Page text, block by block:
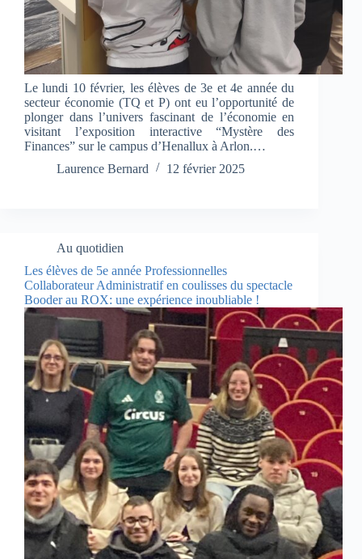
Le lundi 10 février, les élèves de 3e et 4e année du
secteur économie (TQ et P) ont eu l’opportunité de
plonger dans l’univers fascinant de l’économie en
visitant l’exposition interactive “Mystère des
Finances” sur le campus d’Henallux à Arlon.…
Laurence Bernard
12 février 2025
Au quotidien
Les élèves de 5e année Professionnelles
Collaborateur Administratif en coulisses du spectacle
Booder au ROX: une expérience inoubliable !